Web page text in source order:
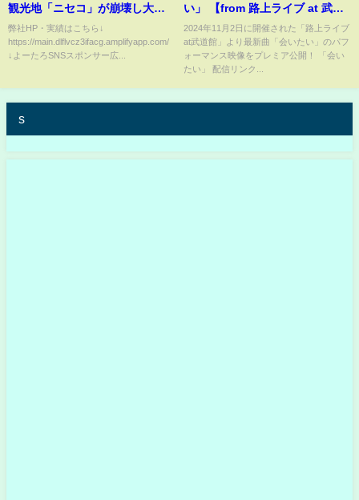
観光地「ニセコ」が崩壊し大量
破産してるのか？
弊社HP・実績はこちら↓
https://main.dlflvcz3ifacg.amplifyapp.com/
↓よーたろSNSスポンサー広...
い」 【from 路上ライブ at 武道
館】
2024年11月2日に開催された「路上ライブ
at武道館」より最新曲「会いたい」のパフ
ォーマンス映像をプレミア公開！ 「会い
たい」 配信リンク...
s